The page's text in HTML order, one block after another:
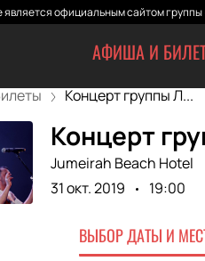
официальным сайтом
АФИША И
Концерт группы Л...
Концерт
Jumeirah Beach Hotel
31 окт. 2019
19:00
ВЫБОР ДАТЫ И